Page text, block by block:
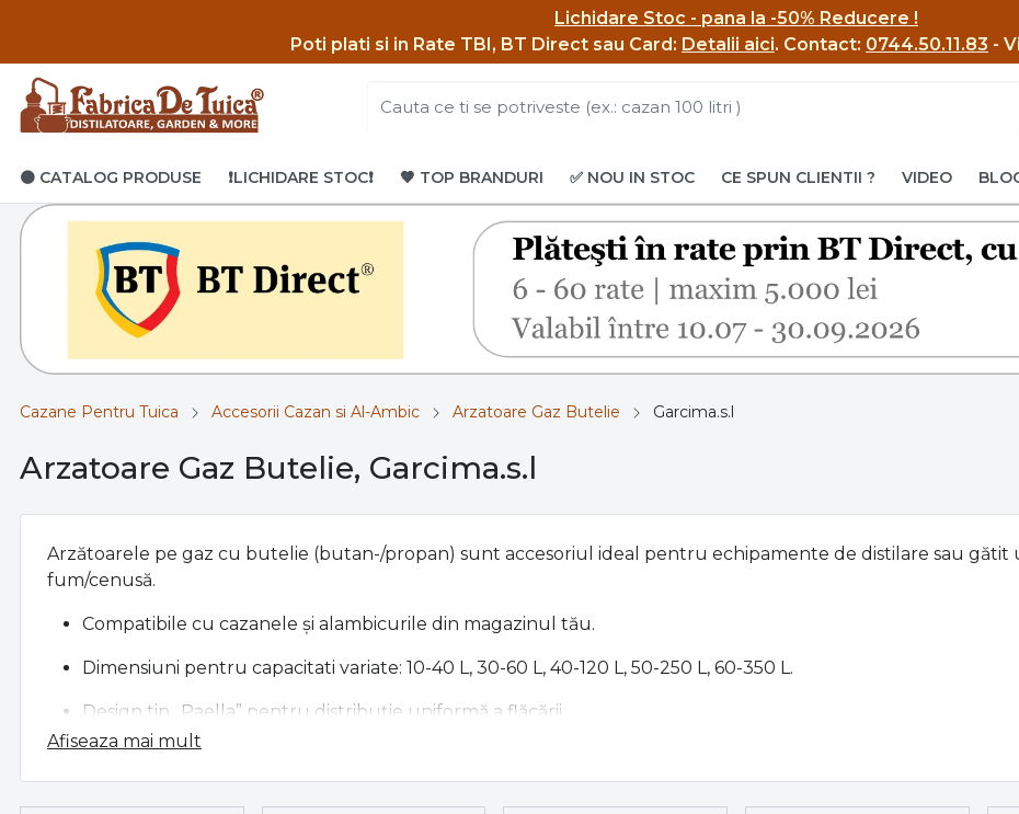
Lichidare Stoc - pana la -50% Reducere !
Poti plati si in Rate TBI, BT Direct sau Card: Detalii aici. Contact: 0744.50.11.83 -
🟤 CATALOG PRODUSE ❗LICHIDARE STOC❗ 🤎 TOP BRANDURI ✅ NOU IN STOC CE SPUN CLIENTII ? VIDEO
Cazane Pentru Tuica Accesorii Cazan si Al-Ambic Arzatoare Gaz Butelie Garcima.s.l
Arzatoare Gaz Butelie, Garcima.s.l
Arzătoarele pe gaz cu butelie (butan-/propan) sunt accesoriul ideal pentru echipamente de distilare sau
fum/cenusă.
Compatibile cu cazanele şi alambicurile din magazinul tău.
Dimensiuni pentru capacitati variate: 10-40 L, 30-60 L, 40-120 L, 50-250 L, 60-350 L.
Design tip „Paella” pentru distribuţie uniformă a flăcării.
Pot fi utilizate în spaţii unde lemnul nu e opţiune eficientă.
Afiseaza mai mult